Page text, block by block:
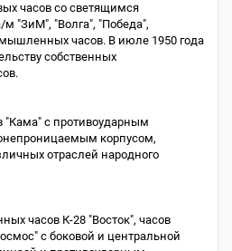
часов со светящимся
"ЗиМ", "Волга", "Победа",
часов. В июле 1950 года
собственных
"Кама" с противоударным
корпусом,
отраслей народного
часов К-28 "Восток", часов
с боковой и центральной